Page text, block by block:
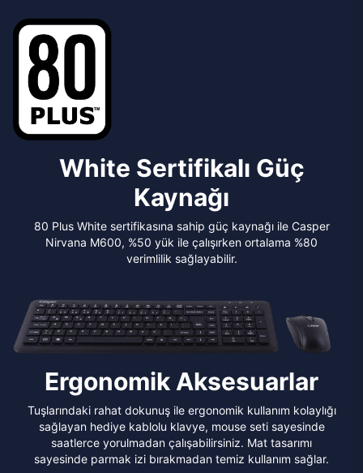
White Sertifikalı Güç
Kaynağı
80 Plus White sertifikasına sahip güç kaynağı ile Casper
Nirvana M600, %50 yük ile çalışırken ortalama %80
verimlilik sağlayabilir.
Ergonomik Aksesuarlar
Tuşlarındaki rahat dokunuş ile ergonomik kullanım kolaylığı
sağlayan hediye kablolu klavye, mouse seti sayesinde
saatlerce yorulmadan çalışabilirsiniz. Mat tasarımı
sayesinde parmak izi bırakmadan temiz kullanım sağlar.